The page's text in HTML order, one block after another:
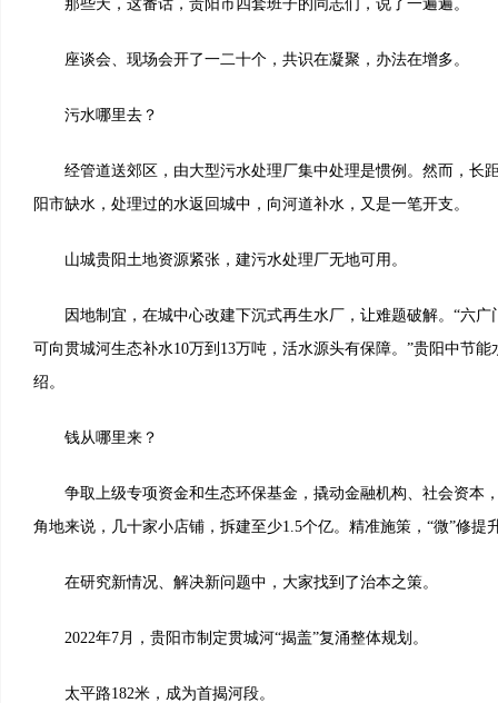
那些天，这番话，贵阳市四套班子的同志们，说了一遍遍。
座谈会、现场会开了一二十个，共识在凝聚，办法在增多。
污水哪里去？
经管道送郊区，由大型污水处理厂集中处理是惯例。然而，长
阳市缺水，处理过的水返回城中，向河道补水，又是一笔开支。
山城贵阳土地资源紧张，建污水处理厂无地可用。
因地制宜，在城中心改建下沉式再生水厂，让难题破解。“六广
可向贯城河生态补水10万到13万吨，活水源头有保障。”贵阳中节
绍。
钱从哪里来？
争取上级专项资金和生态环保基金，撬动金融机构、社会资本
角地来说，几十家小店铺，拆建至少1.5个亿。精准施策，“微”修提
在研究新情况、解决新问题中，大家找到了治本之策。
2022年7月，贵阳市制定贯城河“揭盖”复涌整体规划。
太平路182米，成为首揭河段。